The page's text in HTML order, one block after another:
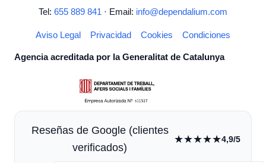
Tel: 655 889 841 · Email: info@dependalium.com
Aviso Legal Privacidad Cookies Condiciones
Agencia acreditada por la Generalitat de Catalunya
Reseñas de Google (clientes
verificados)
★★★★★4,9/5